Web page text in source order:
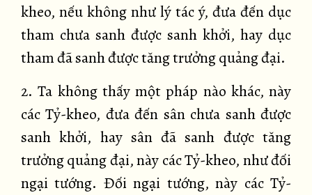
kheo, nếu không như lý tác ý, đưa đến dục
tham chưa sanh được sanh khởi, hay dục
tham đã sanh được tăng trưởng quảng đại.
2. Ta không thấy một pháp nào khác, này
các Tỷ-kheo, đưa đến sân chưa sanh được
sanh khởi, hay sân đã sanh được tăng
trưởng quảng đại, này các Tỷ-kheo, như đối
ngại tướng. Đối ngại tướng, này các Tỷ-